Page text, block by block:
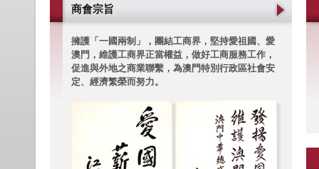
商會宗旨
擁護「一國兩制」，團結工商界，堅持愛祖國、愛
澳門，維護工商界正當權益，做好工商服務工作，
促進與外地之商業聯繫，為澳門特別行政區社會安
定、經濟繁榮而努力。